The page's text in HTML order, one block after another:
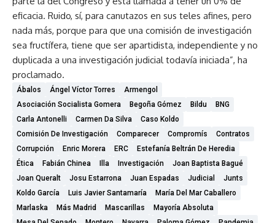
eficacia. Ruido, sí, para canutazos en sus teles afines, pero
nada más, porque para que una comisión de investigación
sea fructífera, tiene que ser apartidista, independiente y no
duplicada a una investigación judicial todavía iniciada”, ha
proclamado.
Ábalos Ángel Víctor Torres
Armengol
Asociación Socialista Gomera
Begoña Gómez Bildu
BNG
Carla Antonelli
Carmen Da Silva
Caso Koldo
Comisión De Investigación
Comparecer Compromís
Contratos
Corrupción
Enric Morera ERC
Estefanía Beltrán De Heredia
Ética
Fabián Chinea Illa Investigación
Joan Baptista Bagué
Joan Queralt
Josu Estarrona Juan Espadas Judicial
Junts
Koldo García
Luis Javier Santamaría
María Del Mar Caballero
Marlaska
Más Madrid Mascarillas
Mayoría Absoluta